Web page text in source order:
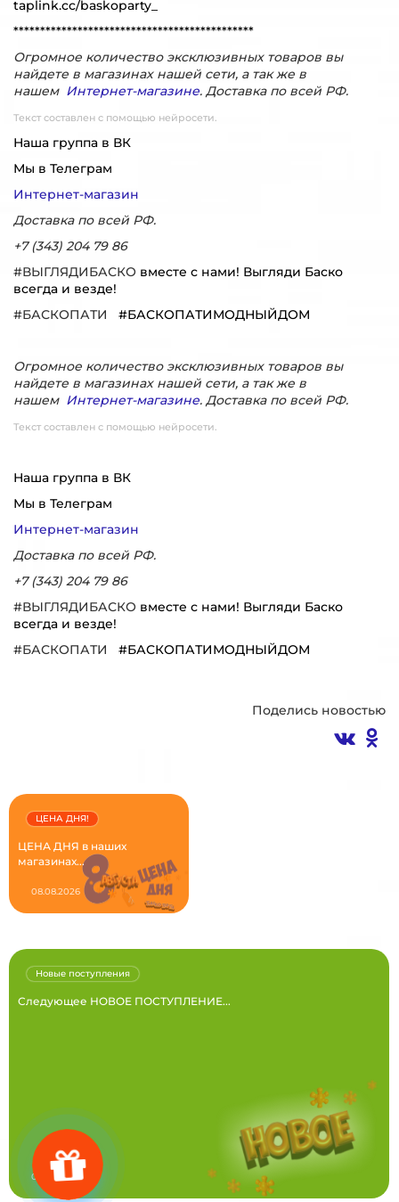
taplink.cc/baskoparty_
*********************************************
Огромное количество эксклюзивных товаров вы
найдете в магазинах нашей сети, а так же в
нашем Интернет-магазине. Доставка по всей РФ.
Текст составлен с помощью нейросети.
Наша группа в ВК
Мы в Телеграм
Интернет-магазин
Доставка по всей РФ.
+7 (343) 204 79 86
#ВЫГЛЯДИБАСКО вместе с нами! Выгляди Баско
всегда и везде!
#БАСКОПАТИ
#БАСКОПАТИМОДНЫЙДОМ
Огромное количество эксклюзивных товаров вы
найдете в магазинах нашей сети, а так же в
нашем Интернет-магазине. Доставка по всей РФ.
Текст составлен с помощью нейросети.
Наша группа в ВК
Мы в Телеграм
Интернет-магазин
Доставка по всей РФ.
+7 (343) 204 79 86
#ВЫГЛЯДИБАСКО вместе с нами! Выгляди Баско
всегда и везде!
#БАСКОПАТИ
#БАСКОПАТИМОДНЫЙДОМ
Поделись новостью
ЦЕНА ДНЯ в наших
магазинах...
ЦЕНА ДНЯ!
08.08.2026
Следующее НОВОЕ ПОСТУПЛЕНИЕ...
Новые поступления
02.08.2026